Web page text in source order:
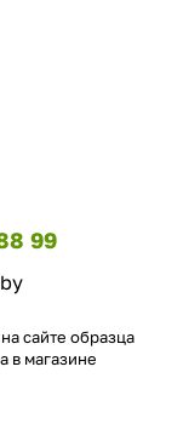
99
сайте образца
в магазине